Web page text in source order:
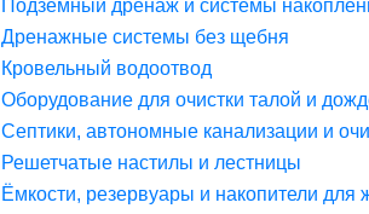
Подземный дренаж и системы
Дренажные системы без щебня
Кровельный водоотвод
Оборудование для очистки талой и
Септики, автономные канализации и
Решетчатые настилы и лестницы
Ёмкости, резервуары и накопители для